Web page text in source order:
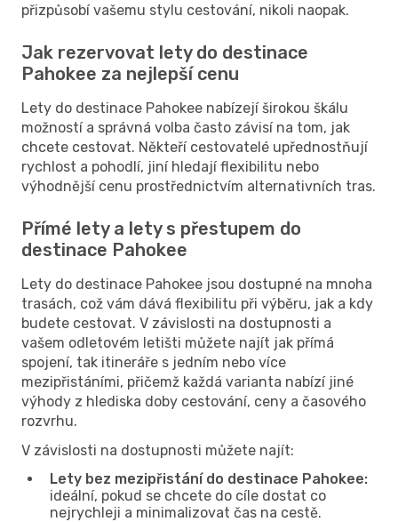
přizpůsobí vašemu stylu cestování, nikoli naopak.
Jak rezervovat lety do destinace
Pahokee za nejlepší cenu
Lety do destinace Pahokee nabízejí širokou škálu
možností a správná volba často závisí na tom, jak
chcete cestovat. Někteří cestovatelé upřednostňují
rychlost a pohodlí, jiní hledají flexibilitu nebo
výhodnější cenu prostřednictvím alternativních tras.
Přímé lety a lety s přestupem do
destinace Pahokee
Lety do destinace Pahokee jsou dostupné na mnoha
trasách, což vám dává flexibilitu při výběru, jak a kdy
budete cestovat. V závislosti na dostupnosti a
vašem odletovém letišti můžete najít jak přímá
spojení, tak itineráře s jedním nebo více
mezipřistáními, přičemž každá varianta nabízí jiné
výhody z hlediska doby cestování, ceny a časového
rozvrhu.
V závislosti na dostupnosti můžete najít:
Lety bez mezipřistání do destinace Pahokee:
ideální, pokud se chcete do cíle dostat co
nejrychleji a minimalizovat čas na cestě.